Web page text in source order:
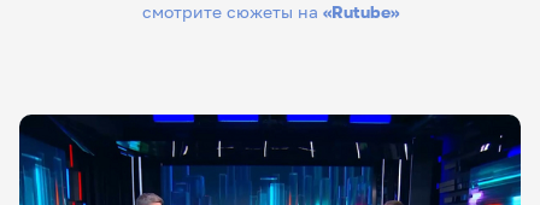
смотрите сюжеты на «Rutube»